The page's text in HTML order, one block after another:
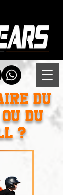
du
du
?